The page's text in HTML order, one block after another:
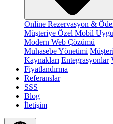
Online Rezervasyon &
Müşteriye Özel Mobil
Modern Web Çözümü
Muhasebe Yönetimi
Kaynakları Entegrasyonlar
Fiyatlandırma
Referanslar
SSS
Blog
İletişim